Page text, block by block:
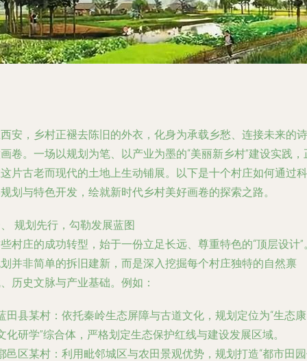
安，乡村正褪去陈旧的外衣，化身为承载乡愁、连接未来的诗
卷。一场以规划为笔、以产业为墨的“美丽新乡村”建设实践，
片古老而现代的土地上生动铺展。以下是十个村庄如何通过科
划与特色开发，绘就新时代乡村美好画卷的探索之路。
规划先行，勾勒发展蓝图
村庄的成功转型，始于一份立足长远、尊重特色的“顶层设计”
并非简单的拆旧建新，而是深入挖掘每个村庄独特的自然禀
历史文脉与产业基础。例如：
田县某村 ：依托秦岭生态屏障与古道文化，规划定位为“生态
化研学”综合体，严格划定生态保护红线与建设发展区域。
邑区某村 ：利用毗邻城区与农田景观优势，规划打造“都市田